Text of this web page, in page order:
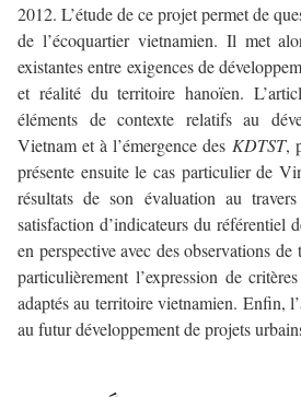
2012. L’étude de ce projet permet de
de l’écoquartier vietnamien. Il met
existantes entre exigences de
et réalité du territoire hanoïen.
éléments de contexte relatifs au
Vietnam et à l’émergence des KDTST,
présente ensuite le cas particulier de
résultats de son évaluation au
satisfaction d’indicateurs du référentiel
en perspective avec des observations
particulièrement l’expression de
adaptés au territoire vietnamien. Enfin,
au futur développement de projets